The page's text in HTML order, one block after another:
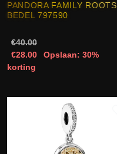
PANDORA FAMILY ROOTS
BEDEL 797590
€40.00
€28.00
Opslaan: 30%
korting